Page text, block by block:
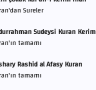
Sureler
Sudeysi Kuran Kerim
tamamı
Rashid al Afasy Kuran
tamamı